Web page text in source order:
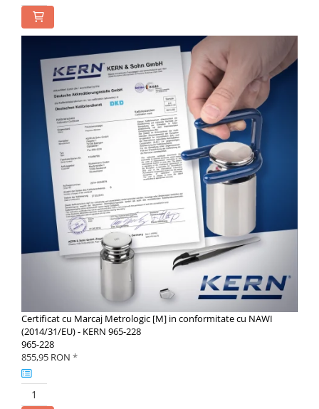
Certificat cu Marcaj Metrologic [M] in conformitate cu NAWI
(2014/31/EU) - KERN 965-228
965-228
855,95 RON *